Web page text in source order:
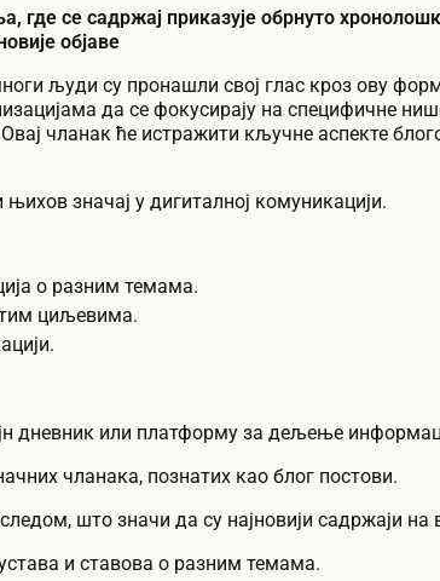
где се садржај приказује обрнуто
објаве
људи су пронашли свој глас кроз ову
да се фокусирају на специфичне
чланак ће истражити кључне аспекте
значај у дигиталној комуникацији.
о разним темама.
циљевима.
дневник или платформу за дељење
чланака, познатих као блог постови.
што значи да су најновији садржаји на
и ставова о разним темама.